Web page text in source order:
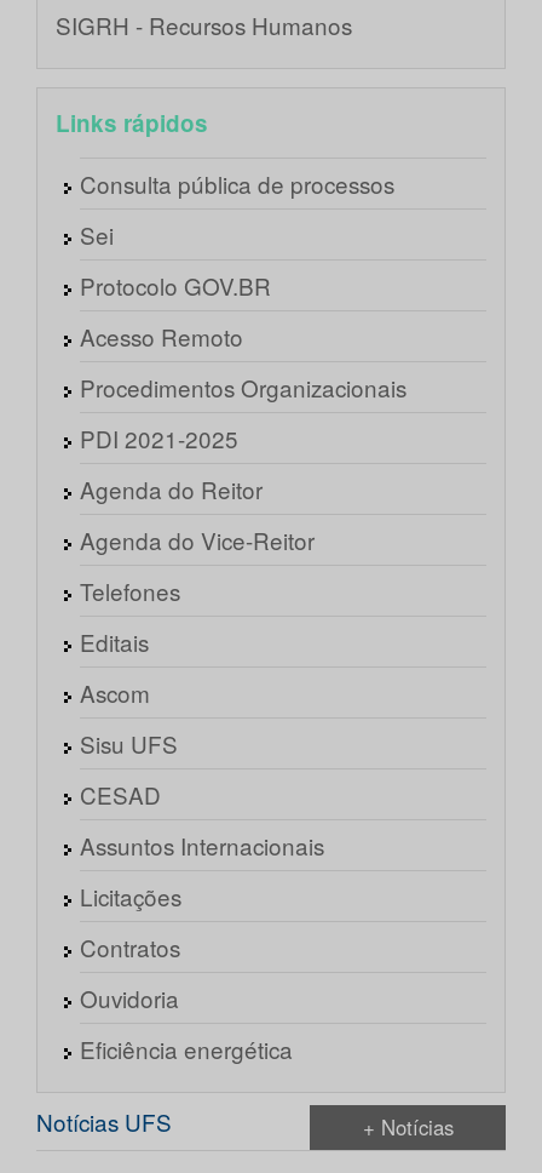
SIGRH - Recursos Humanos
Links rápidos
Consulta pública de processos
Sei
Protocolo GOV.BR
Acesso Remoto
Procedimentos Organizacionais
PDI 2021-2025
Agenda do Reitor
Agenda do Vice-Reitor
Telefones
Editais
Ascom
Sisu UFS
CESAD
Assuntos Internacionais
Licitações
Contratos
Ouvidoria
Eficiência energética
Notícias UFS + Notícias